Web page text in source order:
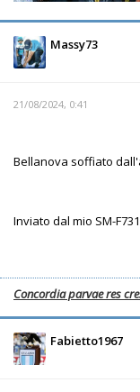
Massy73
21/08/2024, 0:41
Bellanova soffiato
Inviato dal mio SM-
Concordia parvae res
Fabietto1967